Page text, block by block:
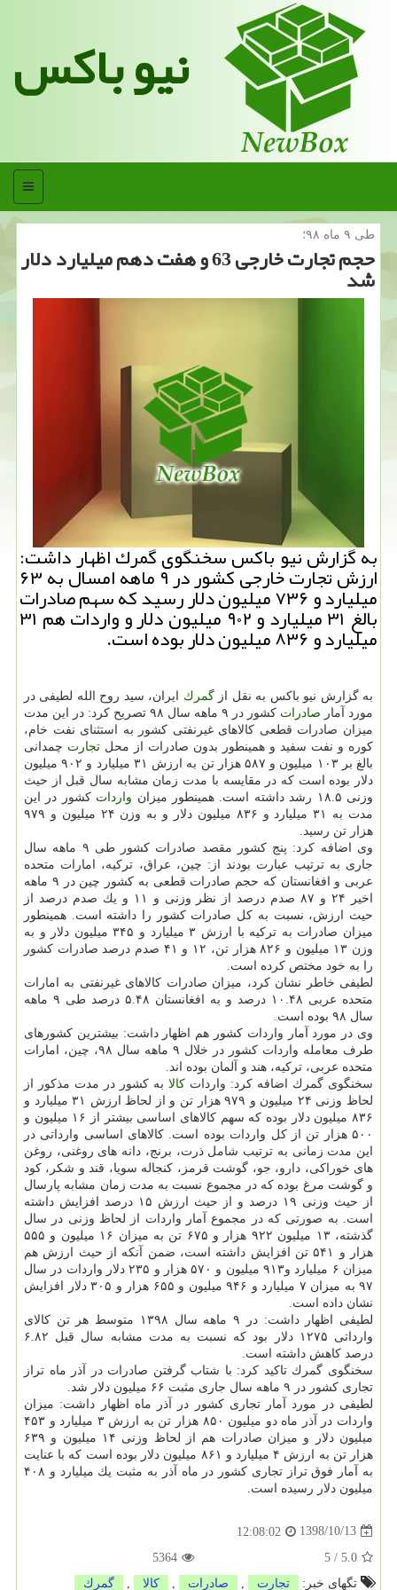
نیو باکس
منو
طی ۹ ماه ۹۸؛
حجم تجارت خارجی 63 و هفت دهم میلیارد دلار
شد
به گزارش نیو باكس سخنگوی گمرك اظهار داشت:
ارزش تجارت خارجی كشور در ۹ ماهه امسال به ۶۳
میلیارد و ۷۳۶ میلیون دلار رسید كه سهم صادرات
بالغ ۳۱ میلیارد و ۹۰۲ میلیون دلار و واردات هم ۳۱
میلیارد و ۸۳۶ میلیون دلار بوده است.
به گزارش نیو باكس به نقل ازگمرك ایران، سید روح الله لطیفی در
مورد آمار صادرات
كشور در ۹ ماهه سال ۹۸ تصریح كرد: در این مدت
میزان صادرات قطعی كالاهای غیرنفتی كشور به استثنای نفت خام،
كوره و نفت سفید و همینطور بدون صادرات از محل تجارت چمدانی
بالغ بر ۱۰۳ میلیون و ۵۸۷ هزار تن به ارزش ۳۱ میلیارد و ۹۰۲ میلیون
دلار بوده است كه در مقایسه با مدت زمان مشابه سال قبل از حیث
وزنی ۱۸.۵ رشد داشته است. همینطور میزان
واردات كشور در این
مدت به ۳۱ میلیارد و ۸۳۶ میلیون دلار و به وزن ۲۴ میلیون و ۹۷۹
هزار تن رسید.
وی اضافه كرد: پنج كشور مقصد صادرات كشور طی ۹ ماهه سال
جاری به ترتیب عبارت بودند از: چین، عراق، تركیه، امارات متحده
عربی و افغانستان كه حجم صادرات قطعی به كشور چین در ۹ ماهه
اخیر ۲۴ و ۸۷ صدم درصد از نظر وزنی و ۱۱ و یك صدم درصد از
حیث ارزش، نسبت به كل صادرات كشور را داشته است. همینطور
میزان صادرات به تركیه با ارزش ۳ میلیارد و ۳۴۵ میلیون دلار و به
وزن ۱۳ میلیون و ۸۲۶ هزار تن، ۱۲ و ۴۱ صدم درصد صادرات كشور
را به خود مختص كرده است.
لطیفی خاطر نشان كرد، میزان صادرات كالاهای غیرنفتی به امارات
متحده عربی ۱۰.۴۸ درصد و به افغانستان ۵.۴۸ درصد طی ۹ ماهه
سال ۹۸ بوده است.
وی در مورد آمار واردات كشور هم اظهار داشت: بیشترین كشورهای
طرف معامله واردات كشور در خلال ۹ ماهه سال ۹۸، چین، امارات
متحده عربی، تركیه، هند و آلمان بوده اند.
سخنگوی گمرك اضافه كرد: واردات كالا به كشور در مدت مذكور از
لحاظ وزنی ۲۴ میلیون و ۹۷۹ هزار تن و از لحاظ ارزش ۳۱ میلیارد و
۸۳۶ میلیون دلار بوده كه سهم كالاهای اساسی بیشتر از ۱۶ میلیون و
۵۰۰ هزار تن از كل واردات بوده است. كالاهای اساسی وارداتی در
این مدت زمانی به ترتیب شامل ذرت، برنج، دانه های روغنی، روغن
های خوراكی، دارو، جو، گوشت قرمز، كنجاله سویا، قند و شكر، كود
و گوشت مرغ بوده كه در مجموع نسبت به مدت زمان مشابه پارسال
از حیث وزنی ۱۹ درصد و از حیث ارزش ۱۵ درصد افزایش داشته
است. به صورتی كه در مجموع آمار واردات از لحاظ وزنی در سال
گذشته، ۱۳ میلیون ۹۲۲ هزار و ۶۷۵ تن به میزان ۱۶ میلیون و ۵۵۵
هزار و ۵۴۱ تن افزایش داشته است، ضمن آنكه از حیث ارزش هم
میزان ۶ میلیارد و۹۱۳ میلیون و ۵۷۰ هزار و ۲۳۵ دلار واردات در سال
۹۷ به میزان ۷ میلیارد و ۹۴۶ میلیون و ۶۵۵ هزار و ۳۰۵ دلار افزایش
نشان داده است.
لطیفی اظهار داشت: در ۹ ماهه سال ۱۳۹۸ متوسط هر تن كالای
وارداتی ۱۲۷۵ دلار بود كه نسبت به مدت مشابه سال قبل ۶.۸۲
درصد كاهش داشته است.
سخنگوی گمرك تاكید كرد: با شتاب گرفتن صادرات در آذر ماه تراز
تجاری كشور در ۹ ماهه سال جاری مثبت ۶۶ میلیون دلار شد.
لطیفی در مورد آمار تجاری كشور در آذر ماه اظهار داشت: میزان
واردات در آذر ماه دو میلیون ۸۵۰ هزار تن به ارزش ۳ میلیارد و ۴۵۳
میلیون دلار و میزان صادرات هم از لحاظ وزنی ۱۴ میلیون و ۶۳۹
هزار تن به ارزش ۴ میلیارد و ۸۶۱ میلیون دلار بوده است كه با عنایت
به آمار فوق تراز تجاری كشور در ماه آذر به مثبت یك میلیارد و ۴۰۸
میلیون دلار رسیده است.
1398/10/13
12:08:02
5.0
/
5
5364
تگهای خبر:
تجارت صادرات كالا گمرك